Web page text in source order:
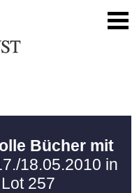
Bücher mit
18.05.2010 in
257